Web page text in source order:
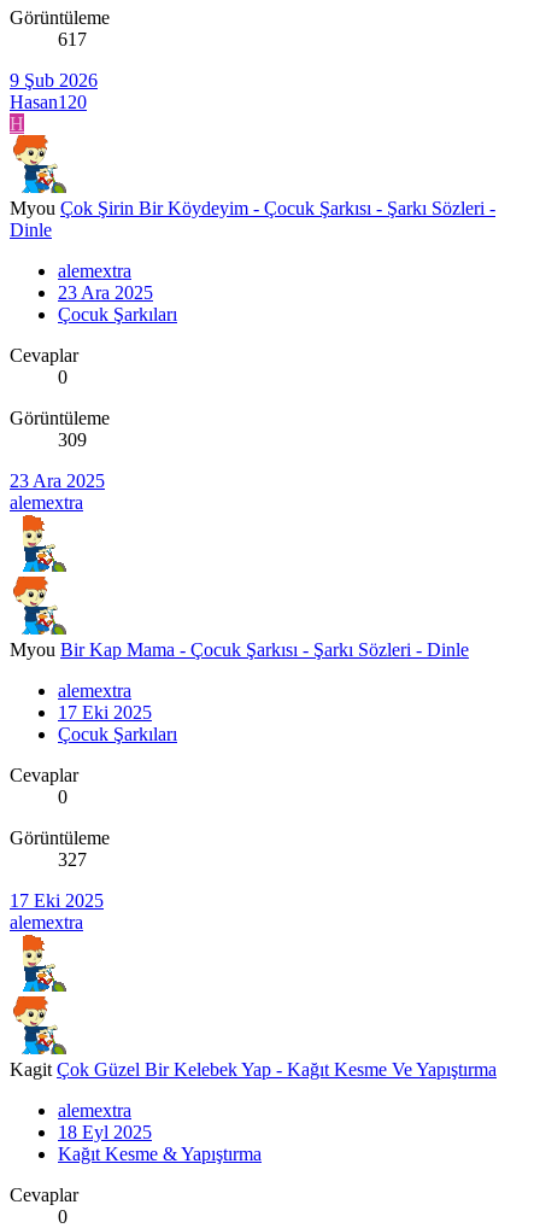
Görüntüleme
617
9 Şub 2026
Hasan120
H
Myou Çok Şirin Bir Köydeyim - Çocuk Şarkısı - Şarkı Sözleri -
Dinle
alemextra
23 Ara 2025
Çocuk Şarkıları
Cevaplar
0
Görüntüleme
309
23 Ara 2025
alemextra
Myou Bir Kap Mama - Çocuk Şarkısı - Şarkı Sözleri - Dinle
alemextra
17 Eki 2025
Çocuk Şarkıları
Cevaplar
0
Görüntüleme
327
17 Eki 2025
alemextra
Kagit Çok Güzel Bir Kelebek Yap - Kağıt Kesme Ve Yapıştırma
alemextra
18 Eyl 2025
Kağıt Kesme & Yapıştırma
Cevaplar
0